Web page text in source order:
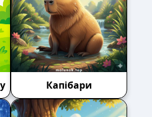
Капібари